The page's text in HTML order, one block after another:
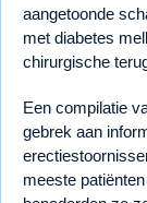
aangetoonde
met diabetes
chirurgische
Een compilatie
gebrek aan
meeste